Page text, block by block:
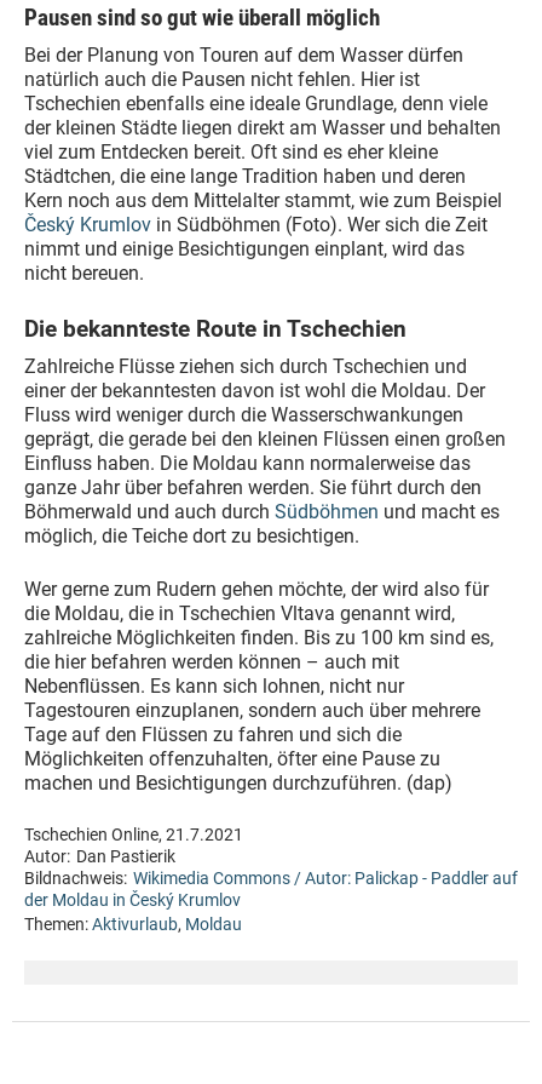
Pausen sind so gut wie überall möglich
Bei der Planung von Touren auf dem Wasser dürfen
natürlich auch die Pausen nicht fehlen. Hier ist
Tschechien ebenfalls eine ideale Grundlage, denn viele
der kleinen Städte liegen direkt am Wasser und behalten
viel zum Entdecken bereit. Oft sind es eher kleine
Städtchen, die eine lange Tradition haben und deren
Kern noch aus dem Mittelalter stammt, wie zum Beispiel
Český Krumlov in Südböhmen (Foto). Wer sich die Zeit
nimmt und einige Besichtigungen einplant, wird das
nicht bereuen.
Die bekannteste Route in Tschechien
Zahlreiche Flüsse ziehen sich durch Tschechien und
einer der bekanntesten davon ist wohl die Moldau. Der
Fluss wird weniger durch die Wasserschwankungen
geprägt, die gerade bei den kleinen Flüssen einen großen
Einfluss haben. Die Moldau kann normalerweise das
ganze Jahr über befahren werden. Sie führt durch den
Böhmerwald und auch durch Südböhmen und macht es
möglich, die Teiche dort zu besichtigen.
Wer gerne zum Rudern gehen möchte, der wird also für
die Moldau, die in Tschechien Vltava genannt wird,
zahlreiche Möglichkeiten finden. Bis zu 100 km sind es,
die hier befahren werden können – auch mit
Nebenflüssen. Es kann sich lohnen, nicht nur
Tagestouren einzuplanen, sondern auch über mehrere
Tage auf den Flüssen zu fahren und sich die
Möglichkeiten offenzuhalten, öfter eine Pause zu
machen und Besichtigungen durchzuführen. (dap)
Tschechien Online, 21.7.2021
Autor: Dan Pastierik
Bildnachweis: Wikimedia Commons / Autor: Palickap - Paddler auf
der Moldau in Český Krumlov
Themen:Aktivurlaub, Moldau